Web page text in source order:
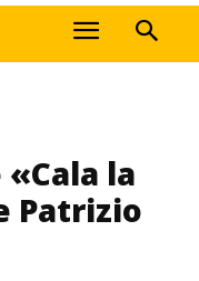
la
Patrizio